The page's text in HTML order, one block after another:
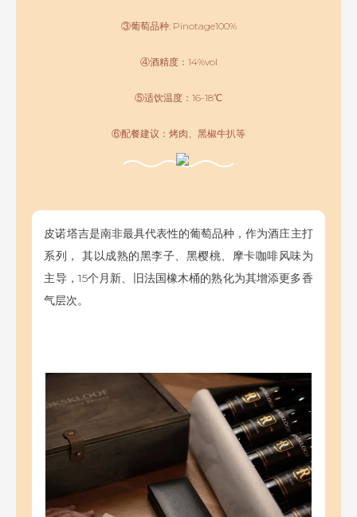
③葡萄品种: Pinotage100%
④酒精度：14%vol
⑤适饮温度：16-18℃
⑥配餐建议：烤肉、黑椒牛扒等
皮诺塔吉是南非最具代表性的葡萄品种，作为酒庄主打
系列， 其以成熟的黑李子、黑樱桃、摩卡咖啡风味为
主导，15个月新、旧法国橡木桶的熟化为其增添更多香
气层次。